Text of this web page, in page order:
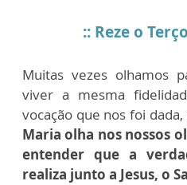
:: Reze o
Muitas vezes olhamos
viver a mesma
vocação que nos foi
Maria olha nos nossos
entender que a
realiza junto a Jesus, o